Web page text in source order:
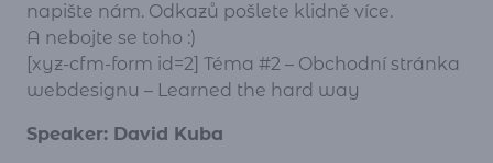
napište nám. Odkazů pošlete klidně více.
A nebojte se toho :)
[xyz-cfm-form id=2] Téma #2 – Obchodní stránka
webdesignu – Learned the hard way
Speaker: David Kuba